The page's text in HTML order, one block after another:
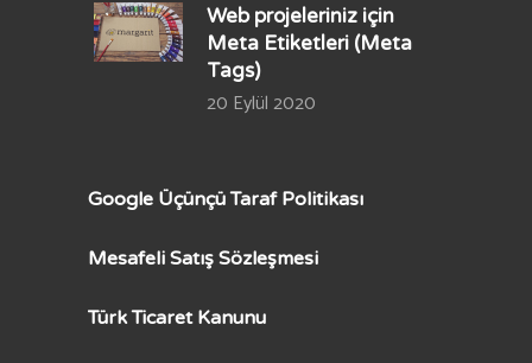
Web projeleriniz için
Meta Etiketleri (Meta
Tags)
20 Eylül 2020
Google Üçünçü Taraf Politikası
Mesafeli Satış Sözleşmesi
Türk Ticaret Kanunu